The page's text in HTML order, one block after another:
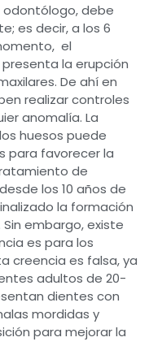
odontólogo, debe
es decir, a los 6
el
la erupción
De ahí en
realizar controles
anomalía. La
huesos puede
para favorecer la
de
los 10 años de
la formación
embargo, existe
es para los
creencia es falsa, ya
adultos de 20-
dientes con
mordidas y
para mejorar la